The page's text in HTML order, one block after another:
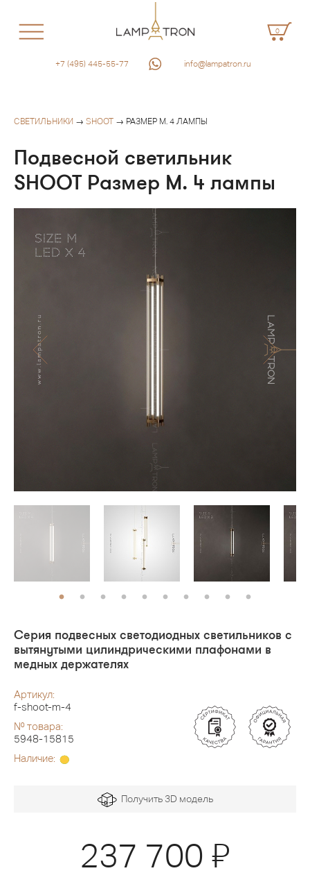
0
+7 (495) 445-55-77 info@lampatron.ru
СВЕТИЛЬНИКИ → SHOOT → РАЗМЕР M. 4 ЛАМПЫ
Подвесной светильник
SHOOT Размер M. 4 лампы
Серия подвесных светодиодных светильников с
вытянутыми цилиндрическими плафонами в
медных держателях
Артикул:
f-shoot-m-4
№ товара:
5948-15815
Наличие:
Получить 3D модель
237 700 Я